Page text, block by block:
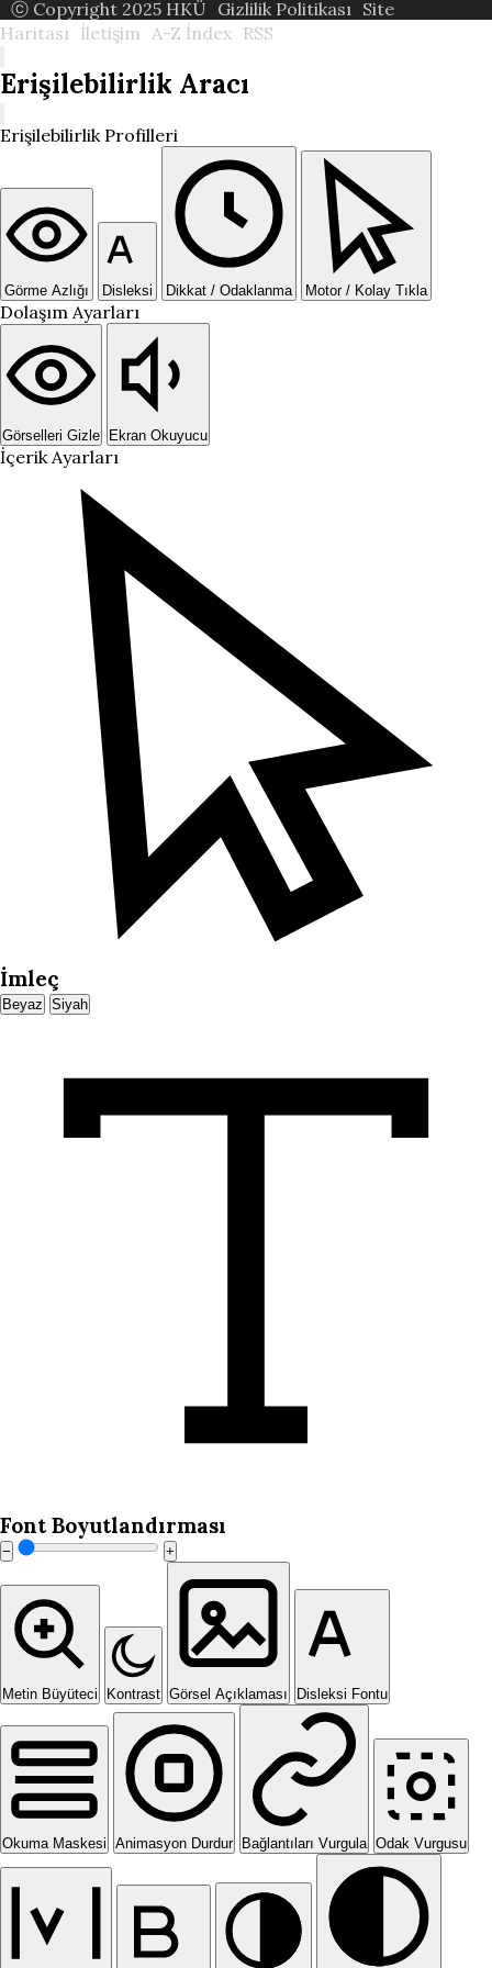
ⓒ Copyright 2025 HKÜ Gizlilik Politikası Site
Haritası İletişim A-Z İndex RSS
Erişilebilirlik Aracı
Erişilebilirlik Profilleri
Görme Azlığı Disleksi Dikkat / Odaklanma Motor / Kolay Tıkla
Dolaşım Ayarları
Görselleri Gizle Ekran Okuyucu
İçerik Ayarları
İmleç
Beyaz Siyah
Font Boyutlandırması
− +
Metin Büyüteci Kontrast Görsel Açıklaması Disleksi Fontu
Okuma Maskesi Animasyon Durdur Bağlantıları Vurgula Odak Vurgusu